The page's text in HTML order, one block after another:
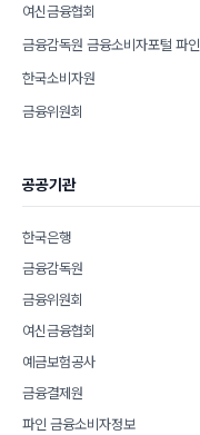
여신금융협회
금융감독원 금융소비자포털 파인
한국소비자원
금융위원회
공공기관
한국은행
금융감독원
금융위원회
여신금융협회
예금보험공사
금융결제원
파인 금융소비자정보